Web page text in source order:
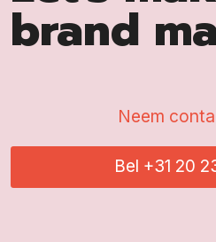
brand
Neem
Bel +31 20